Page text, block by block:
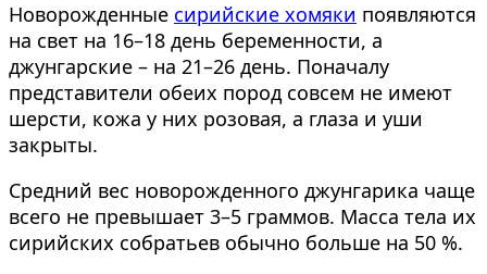
Новорожденные сирийские хомяки появляются
на свет на 16–18 день беременности, а
джунгарские – на 21–26 день. Поначалу
представители обеих пород совсем не имеют
шерсти, кожа у них розовая, а глаза и уши
закрыты.
Средний вес новорожденного джунгарика чаще
всего не превышает 3–5 граммов. Масса тела их
сирийских собратьев обычно больше на 50 %.